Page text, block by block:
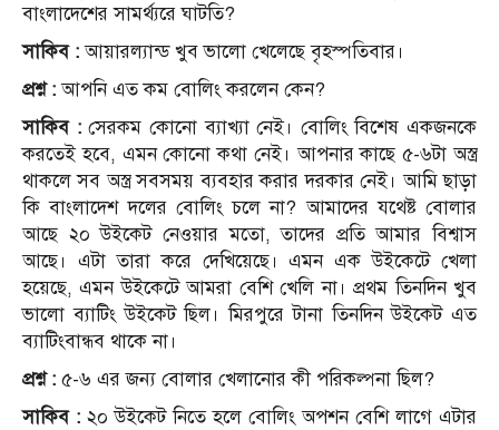
বাংলাদেশের সামর্থ্যরে ঘাটতি?
সাকিব :আয়ারল্যান্ড খুব ভালো খেলেছে বৃহস্পতিবার।
প্রশ্ন :আপনি এত কম বোলিং করলেন কেন?
সাকিব :সেরকম কোনো ব্যাখ্যা নেই। বোলিং বিশেষ একজনকে
করতেই হবে, এমন কোনো কথা নেই। আপনার কাছে ৫-৬টা অস্ত্র
থাকলে সব অস্ত্র সবসময় ব্যবহার করার দরকার নেই। আমি ছাড়া
কি বাংলাদেশ দলের বোলিং চলে না? আমাদের যথেষ্ট বোলার
আছে ২০ উইকেট নেওয়ার মতো, তাদের প্রতি আমার বিশ্বাস
আছে। এটা তারা করে দেখিয়েছে। এমন এক উইকেটে খেলা
হয়েছে, এমন উইকেটে আমরা বেশি খেলি না। প্রথম তিনদিন খুব
ভালো ব্যাটিং উইকেট ছিল। মিরপুরে টানা তিনদিন উইকেট এত
ব্যাটিংবান্ধব থাকে না।
প্রশ্ন : ৫-৬ এর জন্য বোলার খেলানোর কী পরিকল্পনা ছিল?
সাকিব : ২০ উইকেট নিতে হলে বোলিং অপশন বেশি লাগে এটার